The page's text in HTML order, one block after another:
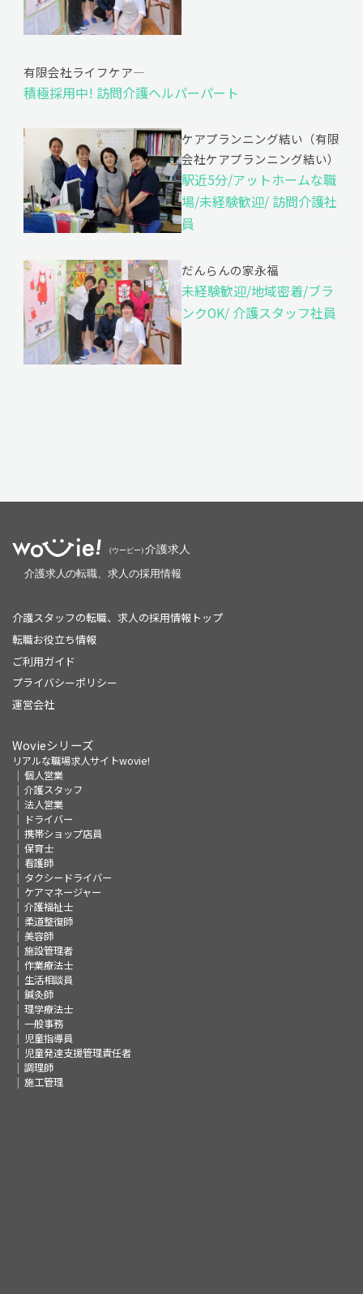
有限会社ライフケア―
積極採用中! 訪問介護ヘルパーパート
ケアプランニング結い（有限
会社ケアプランニング結い）
駅近5分/アットホームな職
場/未経験歓迎/ 訪問介護社
員
だんらんの家永福
未経験歓迎/地域密着/ブラ
ンクOK/ 介護スタッフ社員
介護スタッフの転職、求人の採用情報トップ
転職お役立ち情報
ご利用ガイド
プライバシーポリシー
運営会社
Wovieシリーズ
リアルな職場求人サイトwovie!
個人営業
介護スタッフ
法人営業
ドライバー
携帯ショップ店員
保育士
看護師
タクシードライバー
ケアマネージャー
介護福祉士
柔道整復師
美容師
施設管理者
作業療法士
生活相談員
鍼灸師
理学療法士
一般事務
児童指導員
児童発達支援管理責任者
調理師
施工管理